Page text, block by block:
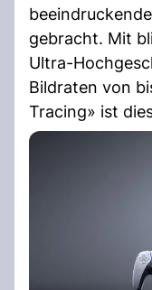
gebracht. Mit
Ultra-
Bildraten von
Tracing» ist